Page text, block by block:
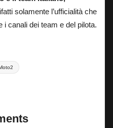
solamente l’ufficialità che
i canali dei team e del pilota.